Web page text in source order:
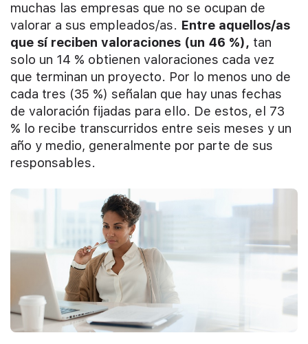
muchas las empresas que no se ocupan de
valorar a sus empleados/as. Entre aquellos/as
que sí reciben valoraciones (un 46 %), tan
solo un 14 % obtienen valoraciones cada vez
que terminan un proyecto. Por lo menos uno de
cada tres (35 %) señalan que hay unas fechas
de valoración fijadas para ello. De estos, el 73
% lo recibe transcurridos entre seis meses y un
año y medio, generalmente por parte de sus
responsables.